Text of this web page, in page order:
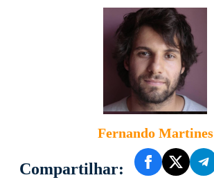
Fernando Martines
Compartilhar: